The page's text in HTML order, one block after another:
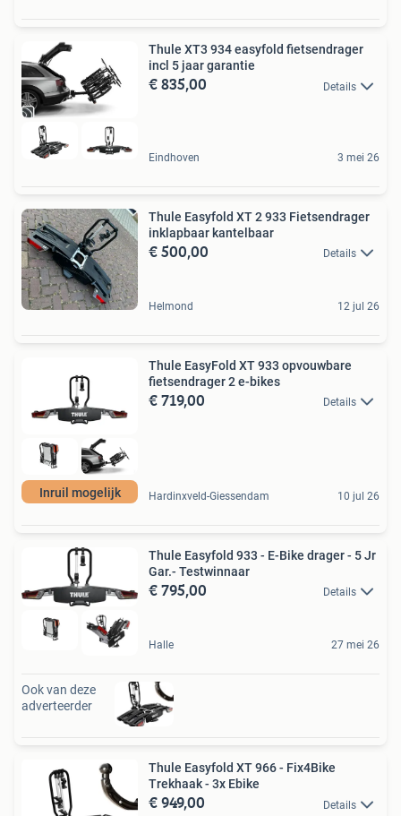
Thule XT3 934 easyfold fietsendrager
incl 5 jaar garantie
€ 835,00 Details
Eindhoven 3 mei 26
Thule Easyfold XT 2 933 Fietsendrager
inklapbaar kantelbaar
€ 500,00 Details
Helmond 12 jul 26
Inruil mogelijk
Thule EasyFold XT 933 opvouwbare
fietsendrager 2 e-bikes
€ 719,00 Details
Hardinxveld-Giessendam 10 jul 26
Thule Easyfold 933 - E-Bike drager - 5 Jr
Gar.- Testwinnaar
€ 795,00 Details
Halle 27 mei 26
Ook van deze
adverteerder
Thule Easyfold XT 966 - Fix4Bike
Trekhaak - 3x Ebike
€ 949,00 Details